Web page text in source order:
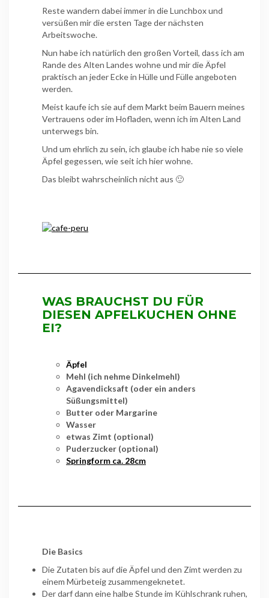
Reste wandern dabei immer in die Lunchbox und
versüßen mir die ersten Tage der nächsten
Arbeitswoche.
Nun habe ich natürlich den großen Vorteil, dass ich am
Rande des Alten Landes wohne und mir die Äpfel
praktisch an jeder Ecke in Hülle und Fülle angeboten
werden.
Meist kaufe ich sie auf dem Markt beim Bauern meines
Vertrauens oder im Hofladen, wenn ich im Alten Land
unterwegs bin.
Und um ehrlich zu sein, ich glaube ich habe nie so viele
Äpfel gegessen, wie seit ich hier wohne.
Das bleibt wahrscheinlich nicht aus 🙂
WAS BRAUCHST DU FÜR
DIESEN APFELKUCHEN OHNE
EI?
Äpfel
Mehl (ich nehme Dinkelmehl)
Agavendicksaft (oder ein anders
Süßungsmittel)
Butter oder Margarine
Wasser
etwas Zimt (optional)
Puderzucker (optional)
Springform ca. 28cm
Die Basics
Die Zutaten bis auf die Äpfel und den Zimt werden zu
einem Mürbeteig zusammengeknetet.
Der darf dann eine halbe Stunde im Kühlschrank ruhen,